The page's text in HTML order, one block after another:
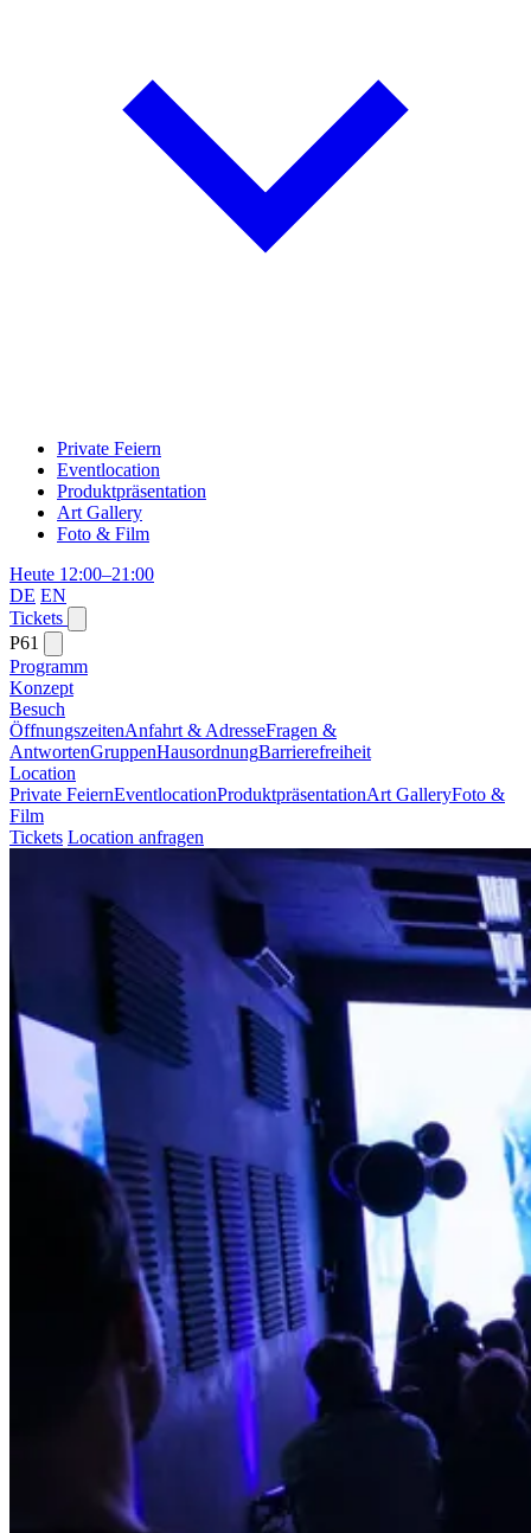
Private Feiern
Eventlocation
Produktpräsentation
Art Gallery
Foto & Film
Heute 12:00–21:00
DE EN
Tickets
P61
Programm
Konzept
Besuch
ÖffnungszeitenAnfahrt & AdresseFragen &
AntwortenGruppenHausordnungBarrierefreiheit
Location
Private FeiernEventlocationProduktpräsentationArt GalleryFoto &
Film
Tickets Location anfragen